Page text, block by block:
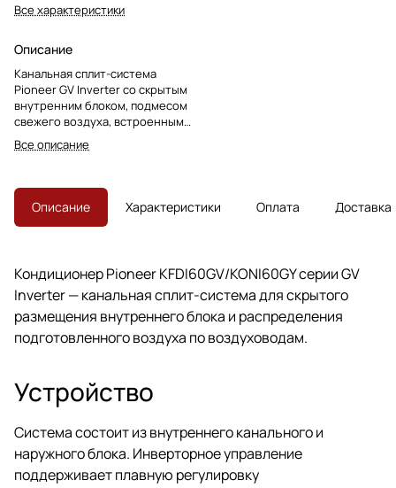
Все характеристики
Описание
Канальная сплит-система
Pioneer GV Inverter со скрытым
внутренним блоком, подмесом
свежего воздуха, встроенным
дренажным насосом и
вариативным воздухозабором.
Все описание
Описание Характеристики Оплата Доставка
Кондиционер Pioneer KFDI60GV/KONI60GY серии GV
Inverter — канальная сплит-система для скрытого
размещения внутреннего блока и распределения
подготовленного воздуха по воздуховодам.
Устройство
Система состоит из внутреннего канального и
наружного блока. Инверторное управление
поддерживает плавную регулировку